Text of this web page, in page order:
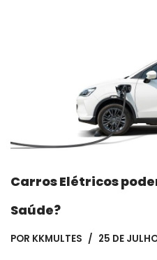
Carros Elétricos
Saúde?
POR KKMULTES 25 DE